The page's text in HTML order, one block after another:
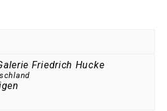
Friedrich Hucke